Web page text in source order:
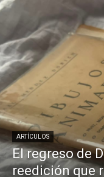
ARTÍCULOS
El regreso de
reedición que